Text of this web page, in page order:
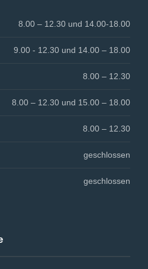
8.00 – 12.30 und 14.00-18.00
9.00 - 12.30 und 14.00 – 18.00
8.00 – 12.30
8.00 – 12.30 und 15.00 – 18.00
8.00 – 12.30
geschlossen
geschlossen